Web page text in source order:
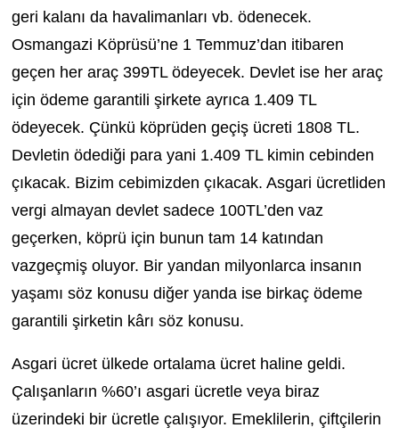
geri kalanı da havalimanları vb. ödenecek.
Osmangazi Köprüsü’ne 1 Temmuz’dan itibaren
geçen her araç 399TL ödeyecek. Devlet ise her araç
için ödeme garantili şirkete ayrıca 1.409 TL
ödeyecek. Çünkü köprüden geçiş ücreti 1808 TL.
Devletin ödediği para yani 1.409 TL kimin cebinden
çıkacak. Bizim cebimizden çıkacak. Asgari ücretliden
vergi almayan devlet sadece 100TL’den vaz
geçerken, köprü için bunun tam 14 katından
vazgeçmiş oluyor. Bir yandan milyonlarca insanın
yaşamı söz konusu diğer yanda ise birkaç ödeme
garantili şirketin kârı söz konusu.
Asgari ücret ülkede ortalama ücret haline geldi.
Çalışanların %60’ı asgari ücretle veya biraz
üzerindeki bir ücretle çalışıyor. Emeklilerin, çiftçilerin